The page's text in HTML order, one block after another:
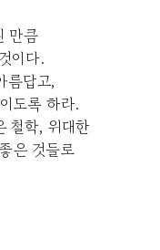
만큼
이다.
름답고,
도록 하라.
철학, 위대한
은 것들로